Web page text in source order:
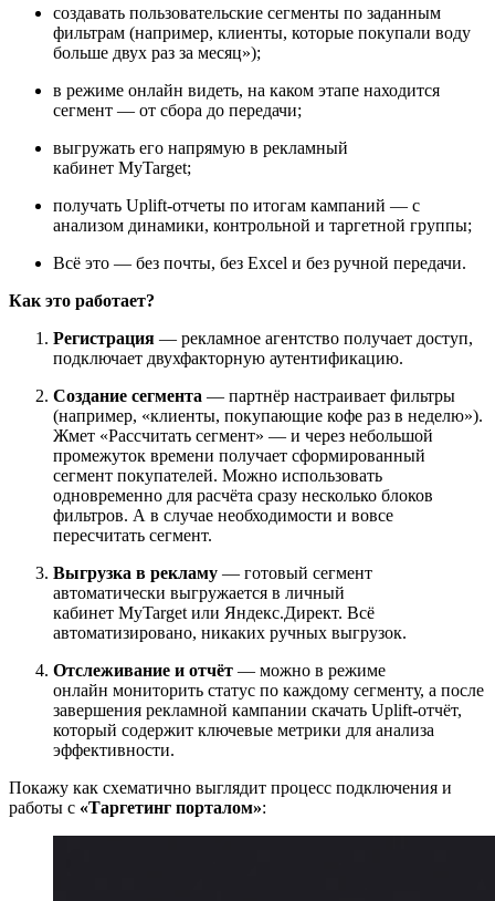
создавать пользовательские сегменты по заданным
фильтрам (например, клиенты, которые покупали воду
больше двух раз за месяц»);
в режиме онлайн видеть, на каком этапе находится
сегмент — от сбора до передачи;
выгружать его напрямую в рекламный
кабинет MyTarget;
получать Uplift-отчеты по итогам кампаний — с
анализом динамики, контрольной и таргетной группы;
Всё это — без почты, без Excel и без ручной передачи.
Как это работает?
Регистрация — рекламное агентство получает доступ,
подключает двухфакторную аутентификацию.
Создание сегмента — партнёр настраивает фильтры
(например, «клиенты, покупающие кофе раз в неделю»).
Жмет «Рассчитать сегмент» — и через небольшой
промежуток времени получает сформированный
сегмент покупателей. Можно использовать
одновременно для расчёта сразу несколько блоков
фильтров. А в случае необходимости и вовсе
пересчитать сегмент.
Выгрузка в рекламу — готовый сегмент
автоматически выгружается в личный
кабинет MyTarget или Яндекс.Директ. Всё
автоматизировано, никаких ручных выгрузок.
Отслеживание и отчёт — можно в режиме
онлайн мониторить статус по каждому сегменту, а после
завершения рекламной кампании скачать Uplift-отчёт,
который содержит ключевые метрики для анализа
эффективности.
Покажу как схематично выглядит процесс подключения и
работы с «Таргетинг порталом»: